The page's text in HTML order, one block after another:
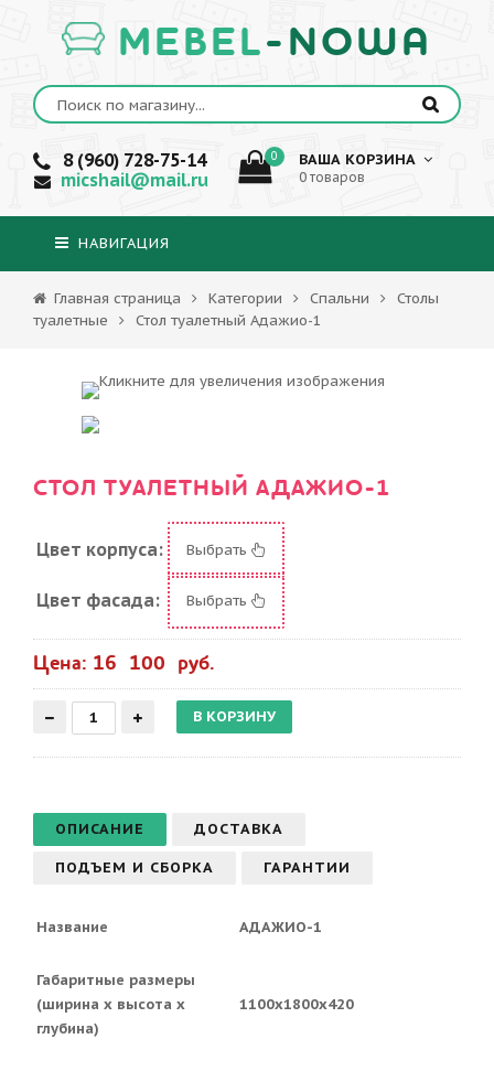
MEBEL-NOWA
8 (960) 728-75-14
micshail@mail.ru
0 ВАША КОРЗИНА
0 товаров
НАВИГАЦИЯ
Главная страница Категории Спальни
Столы
туалетные
Стол туалетный Адажио-1
СТОЛ ТУАЛЕТНЫЙ АДАЖИО-1
Цвет корпуса: Выбрать
Цвет фасада: Выбрать
Цена: 16 100 руб.
ОПИСАНИЕ ДОСТАВКА
ПОДЪЕМ И СБОРКА ГАРАНТИИ
Название АДАЖИО-1
Габаритные размеры
(ширина х высота х
глубина)
1100х1800х420